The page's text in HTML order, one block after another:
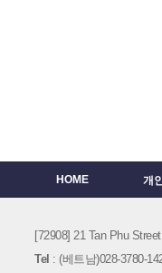
HOME 개
[72908] 21 Tan Phu
Tel : (베트남)028-3780-